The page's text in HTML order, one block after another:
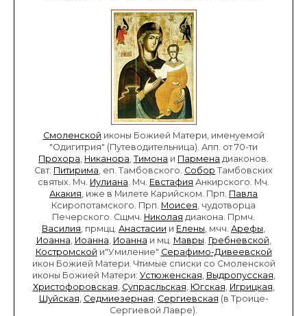
Смоленской иконы Божией Матери, именуемой
"Одигитрия" (Путеводительница). Апп. от 70-ти
Прохора Никанора Тимона и Пармена диаконов.
Свт. Питирима , еп. Тамбовского. Собор Тамбовских
святых. Мч. Иулиана . Мч. Евстафия Анкирского. Мч.
Акакия , иже в Милете Карийском. Прп. Павла
Ксиропотамского. Прп. Моисея , чудотворца
Печерского. Сщмч. Николая диакона. Прмч.
Василия , прмцц. Анастасии и Елены , мчч. Арефы
Иоанна Иоанна Иоанна и мц. Мавры Гребневской
Костромской и"Умиление" Серафимо-Дивеевской
икон Божией Матери. Чтимые списки со Смоленской
иконы Божией Матери: Устюженская Выдропусская
Христофоровская Супрасльская Югская Игрицкая
Шуйская Седмиезерная Сергиевская (в Троице-
Сергиевой Лавре).